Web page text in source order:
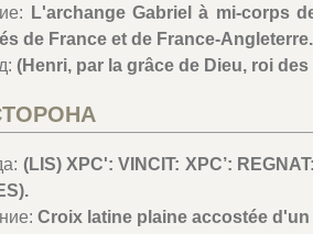
L'archange Gabriel à mi-corps
de France et de France-Angleterre.
(Henri, par la grâce de Dieu, roi
(LIS) XPC': VINCIT: XPC’:
Croix latine plaine accostée